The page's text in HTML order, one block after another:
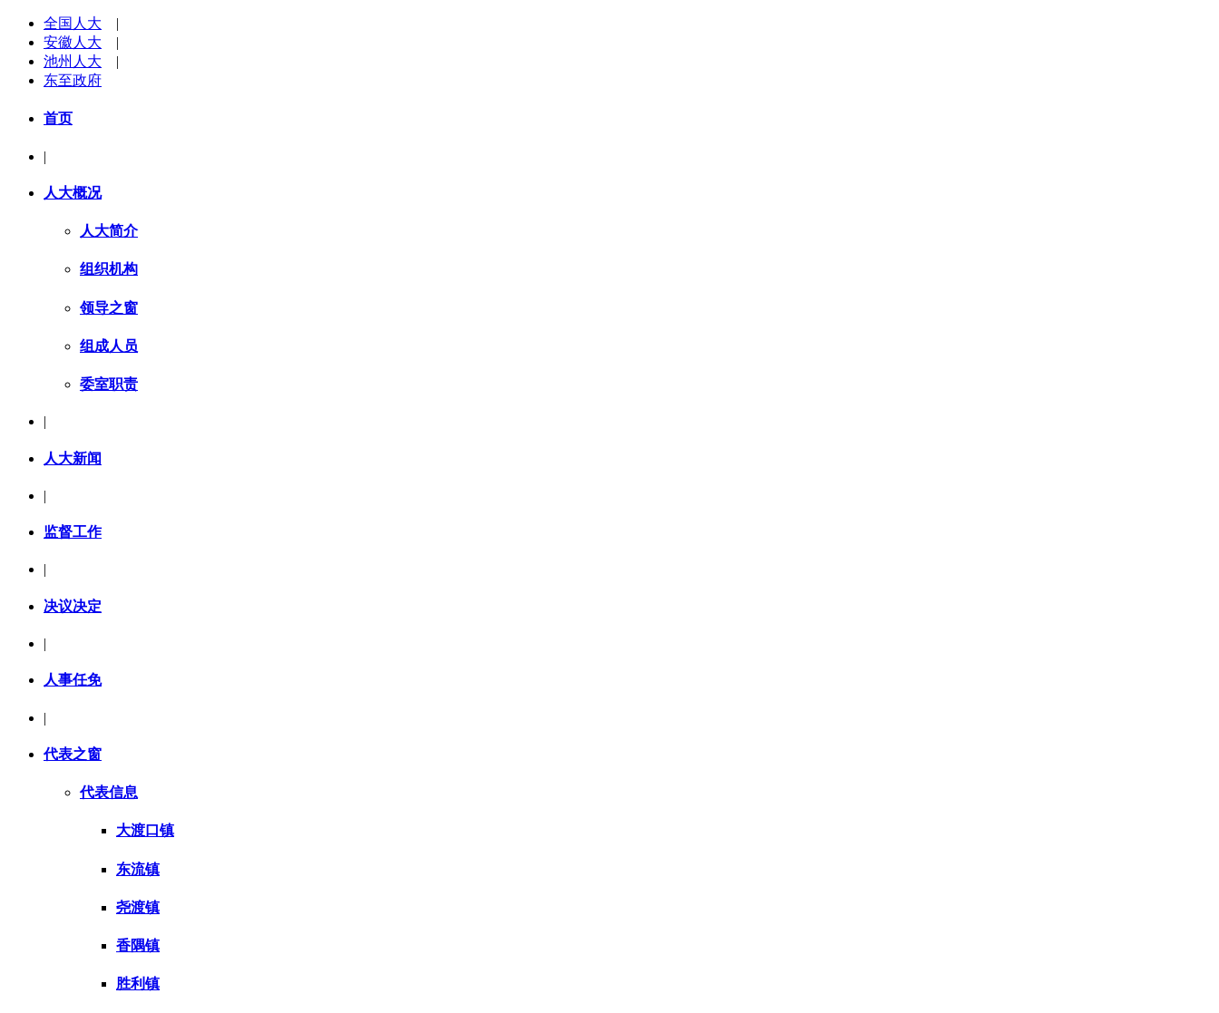
全国人大 |
安徽人大 |
池州人大 |
东至政府
首页
|
人大概况
人大简介
组织机构
领导之窗
组成人员
委室职责
|
人大新闻
|
监督工作
决议决定
|
人事任免
|
代表之窗
代表信息
大渡口镇
东流镇
尧渡镇
香隅镇
胜利镇